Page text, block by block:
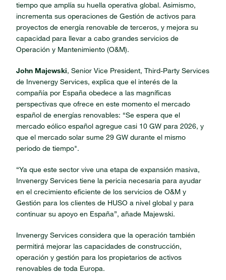
tiempo que amplía su huella operativa global. Asimismo,
incrementa sus operaciones de Gestión de activos para
proyectos de energía renovable de terceros, y mejora su
capacidad para llevar a cabo grandes servicios de
Operación y Mantenimiento (O&M).
John Majewski, Senior Vice President, Third-Party Services
de Invenergy Services, explica que el interés de la
compañía por España obedece a las magníficas
perspectivas que ofrece en este momento el mercado
español de energías renovables: “Se espera que el
mercado eólico español agregue casi 10 GW para 2026, y
que el mercado solar sume 29 GW durante el mismo
periodo de tiempo".
“Ya que este sector vive una etapa de expansión masiva,
Invenergy Services tiene la pericia necesaria para ayudar
en el crecimiento eficiente de los servicios de O&M y
Gestión para los clientes de HUSO a nivel global y para
continuar su apoyo en España”, añade Majewski.
Invenergy Services considera que la operación también
permitirá mejorar las capacidades de construcción,
operación y gestión para los propietarios de activos
renovables de toda Europa.